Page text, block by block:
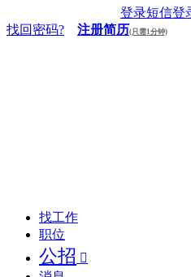
登录短信登
找回密码? 注册简历(只需1分钟)
找工作
职位
公招 